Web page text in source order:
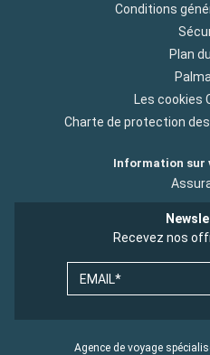
Conditions
Plan
Les cookies
Charte de protection
Information sur
Recevez nos
EMAIL*
Agence de voyage